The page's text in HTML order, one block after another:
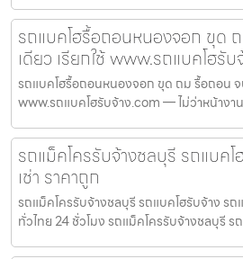
รถแบคโฮรื้อถอนหนองจอก ขุด
เดียว เรียกใช้ www.รถแบคโฮรั
รถแบคโฮรื้อถอนหนองจอก ขุด ถม รื้อถอน จ
www.รถแบคโฮรับจ้าง.com — ไม่ว่าหน้างา
รถแม็คโครรับจ้างชลบุรี รถแบคโ
เช่า ราคาถูก
รถแม็คโครรับจ้างชลบุรี รถแบคโฮรับจ้าง รถ
ทั่วไทย 24 ชั่วโมง รถแม็คโครรับจ้างชลบุรี ร